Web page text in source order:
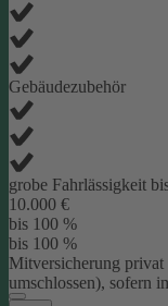
Gebäudezubehör
grobe Fahrlässigkeit
10.000 €
bis 100 %
bis 100 %
Mitversicherung privat
umschlossen), sofern